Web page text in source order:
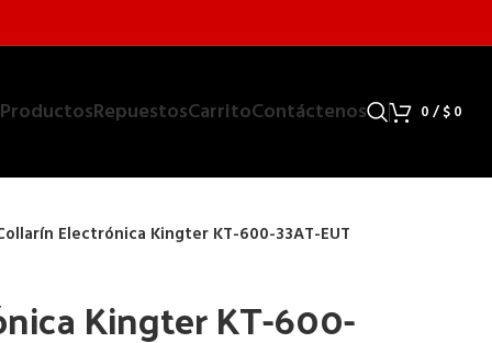
ProductosRepuestosCarritoContáctenos 0/$0
Electrónica Kingter KT-600-33AT-EUT
Kingter KT-600-